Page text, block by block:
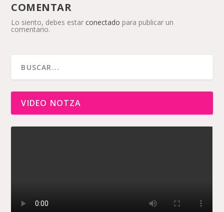
COMENTAR
Lo siento, debes estarconectado para publicar un
comentario.
VIDEO NOTZA